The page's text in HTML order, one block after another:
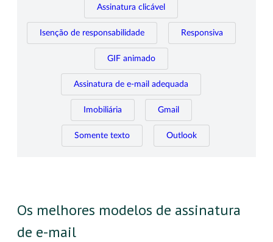
Assinatura clicável
Isenção de responsabilidade Responsiva
GIF animado
Assinatura de e-mail adequada
Imobiliária Gmail
Somente texto Outlook
Os melhores modelos de assinatura
de e-mail